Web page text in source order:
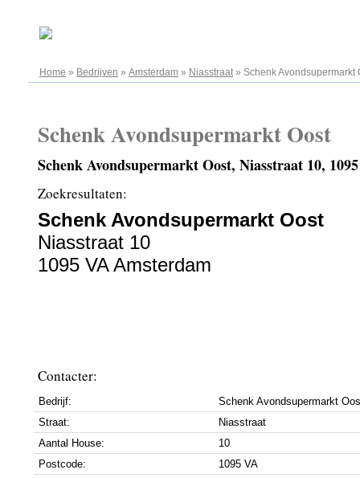
Home » Bedrijven » Amsterdam » Niasstraat» Schenk Avondsupermarkt
Schenk Avondsupermarkt Oost
Schenk Avondsupermarkt Oost, Niasstraat 10,
Zoekresultaten:
Schenk Avondsupermarkt Oost
Niasstraat 10
1095 VA Amsterdam
Contacter:
Bedrijf:
Schenk Avondsupermarkt
Straat:
Niasstraat
Aantal House:
10
Postcode:
1095 VA